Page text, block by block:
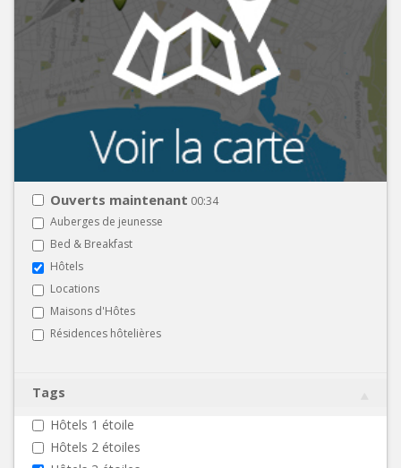
Ouverts maintenant 00:34
Auberges de jeunesse
Bed & Breakfast
Hôtels
Locations
Maisons d'Hôtes
Résidences hôtelières
Tags
Hôtels 1 étoile
Hôtels 2 étoiles